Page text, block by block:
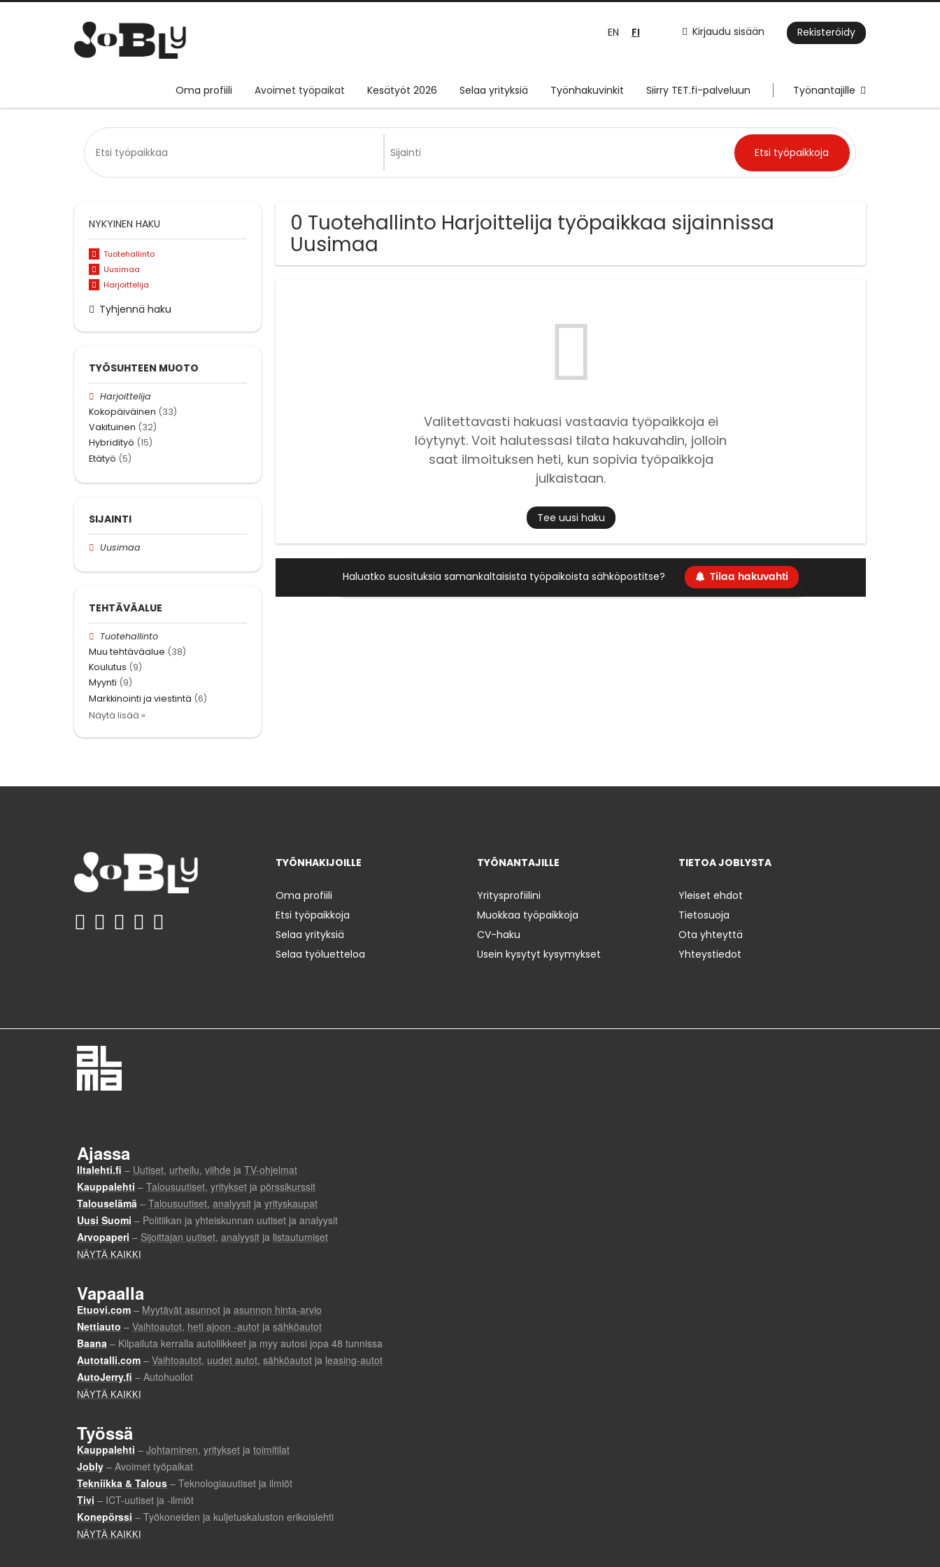
Kirjaudu sisään Rekisteröidy
EN FI
Oma profiili Avoimet työpaikat Kesätyöt 2026 Selaa yrityksiä Työnhakuvinkit Siirry TET.fi-palveluun Työnantajille
0 Tuotehallinto Harjoittelija työpaikkaa sijainnissa
Uusimaa
Valitettavasti hakuasi vastaavia työpaikkoja ei
löytynyt. Voit halutessasi tilata hakuvahdin, jolloin
saat ilmoituksen heti, kun sopivia työpaikkoja
julkaistaan.
Tee uusi haku
Haluatko suosituksia samankaltaisista työpaikoista sähköpostitse? Tilaa hakuvahti
NYKYINEN HAKU
Tuotehallinto
Uusimaa
Harjoittelija
Tyhjennä haku
TYÖSUHTEEN MUOTO
Harjoittelija
Kokopäiväinen (33)
Vakituinen (32)
Hybridityö (15)
Etätyö (5)
SIJAINTI
Uusimaa
TEHTÄVÄALUE
Tuotehallinto
Muu tehtäväalue (38)
Koulutus (9)
Myynti (9)
Markkinointi ja viestintä (6)
Näytä lisää »
TYÖNHAKIJOILLE
Oma profiili
Etsi työpaikkoja
Selaa yrityksiä
Selaa työluetteloa
TYÖNANTAJILLE
Yritysprofiilini
Muokkaa työpaikkoja
CV-haku
Usein kysytyt kysymykset
TIETOA JOBLYSTA
Yleiset ehdot
Tietosuoja
Ota yhteyttä
Yhteystiedot